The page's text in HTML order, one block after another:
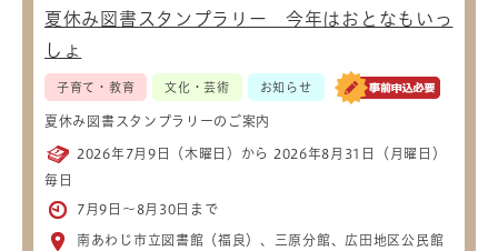
夏休み図書スタンプラリー 今年はおとなもいっ
しょ
子育て・教育 文化・芸術 お知らせ
夏休み図書スタンプラリーのご案内
2026年7月9日（木曜日）から 2026年8月31日（月曜日）
毎日
7月9日～8月30日まで
南あわじ市立図書館（福良）、三原分館、広田地区公民館